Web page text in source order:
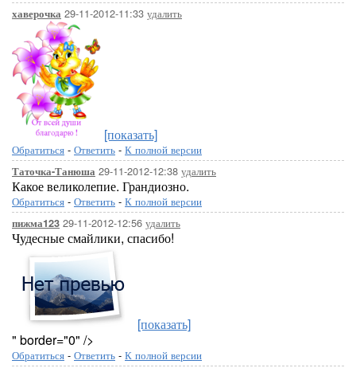
хаверочка 29-11-2012-11:33 удалить
[показать]
Обратиться - Ответить - К полной версии
Таточка-Танюша 29-11-2012-12:38 удалить
Какое великолепие. Грандиозно.
Обратиться - Ответить - К полной версии
пижма123 29-11-2012-12:56 удалить
Чудесные смайлики, спасибо!
[показать]
" border="0" />
Обратиться - Ответить - К полной версии